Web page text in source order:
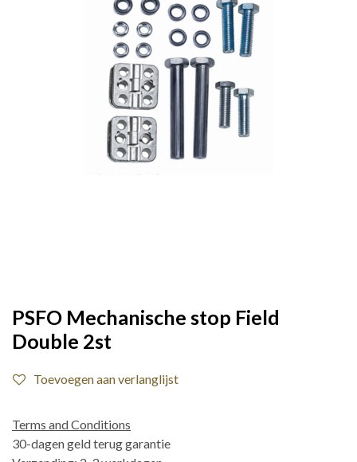
PSFO Mechanische stop Field
Double 2st
Toevoegen aan verlanglijst
Terms and Conditions
30-dagen geld terug garantie